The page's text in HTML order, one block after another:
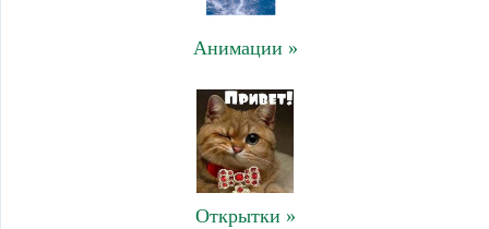
Анимации »
Открытки »